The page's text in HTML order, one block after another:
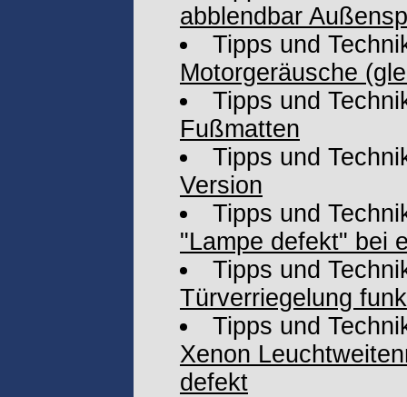
abblendbar
Tipps und
Motorgeräusche
Tipps und
Fußmatten
Tipps und
Version
Tipps und
"Lampe defekt" bei
Tipps und
Türverriegelung
Tipps und
Xenon
defekt